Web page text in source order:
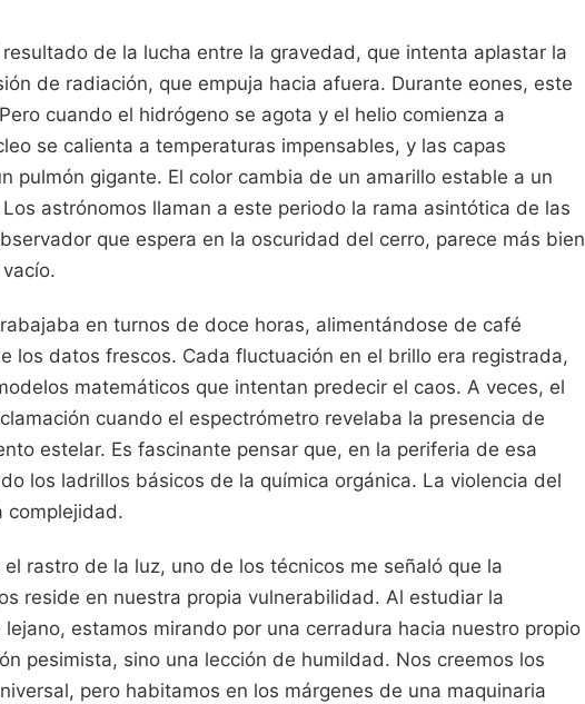
de la lucha entre la gravedad, que intenta aplastar la
de radiación, que empuja hacia afuera. Durante eones, este
cuando el hidrógeno se agota y el helio comienza a
se calienta a temperaturas impensables, y las capas
pulmón gigante. El color cambia de un amarillo estable a un
astrónomos llaman a este periodo la rama asintótica de las
que espera en la oscuridad del cerro, parece más bien
en turnos de doce horas, alimentándose de café
los datos frescos. Cada fluctuación en el brillo era registrada,
matemáticos que intentan predecir el caos. A veces, el
cuando el espectrómetro revelaba la presencia de
estelar. Es fascinante pensar que, en la periferia de esa
los ladrillos básicos de la química orgánica. La violencia del
complejidad.
rastro de la luz, uno de los técnicos me señaló que la
reside en nuestra propia vulnerabilidad. Al estudiar la
estamos mirando por una cerradura hacia nuestro propio
pesimista, sino una lección de humildad. Nos creemos los
pero habitamos en los márgenes de una maquinaria